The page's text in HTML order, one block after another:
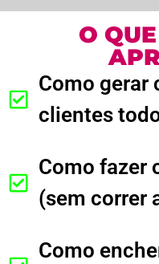
O
Como gerar
clientes
Como fazer
(sem correr
Como